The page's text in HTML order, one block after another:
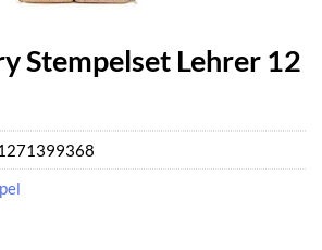
Stempelset Lehrer 12